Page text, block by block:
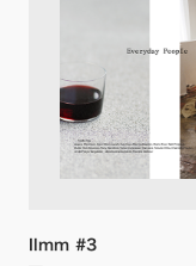
Ilmm #3